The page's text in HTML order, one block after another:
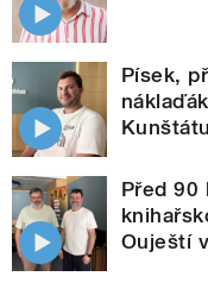
Písek,
Kunštátu
Před 90
Ouještí